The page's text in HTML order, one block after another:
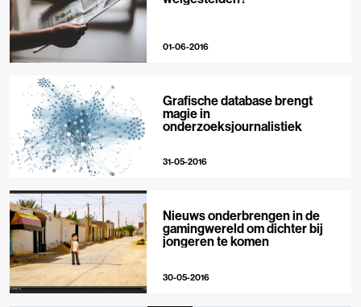
01-06-2016
Grafische database brengt
magie in
onderzoeksjournalistiek
31-05-2016
Nieuws onderbrengen in de
gamingwereld om dichter bij
jongeren te komen
30-05-2016